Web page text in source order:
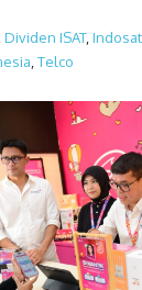
,Dividen ISAT,Indosat
,Telco